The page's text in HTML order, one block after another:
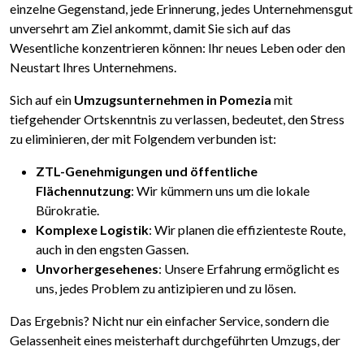
einzelne Gegenstand, jede Erinnerung, jedes Unternehmensgut
unversehrt am Ziel ankommt, damit Sie sich auf das
Wesentliche konzentrieren können: Ihr neues Leben oder den
Neustart Ihres Unternehmens.
Sich auf ein Umzugsunternehmen in Pomezia mit
tiefgehender Ortskenntnis zu verlassen, bedeutet, den Stress
zu eliminieren, der mit Folgendem verbunden ist:
ZTL-Genehmigungen und öffentliche
Flächennutzung: Wir kümmern uns um die lokale
Bürokratie.
Komplexe Logistik: Wir planen die effizienteste Route,
auch in den engsten Gassen.
Unvorhergesehenes: Unsere Erfahrung ermöglicht es
uns, jedes Problem zu antizipieren und zu lösen.
Das Ergebnis? Nicht nur ein einfacher Service, sondern die
Gelassenheit eines meisterhaft durchgeführten Umzugs, der